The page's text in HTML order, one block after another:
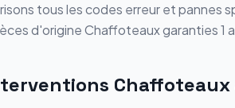
tous les codes erreur et pannes
d'origineChaffoteauxgaranties 1
Chaffoteaux